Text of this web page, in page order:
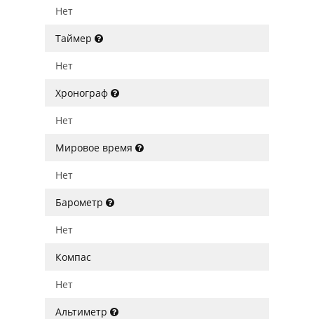
Нет
Таймер
Нет
Хронограф
Нет
Мировое время
Нет
Барометр
Нет
Компас
Нет
Альтиметр